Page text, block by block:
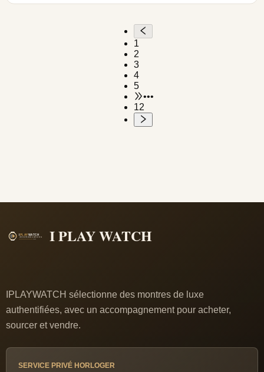
1
2
3
4
5
•••
12
I PLAY WATCH
IPLAYWATCH sélectionne des montres de luxe
authentifiées, avec un accompagnement pour acheter,
sourcer et vendre.
SERVICE PRIVÉ HORLOGER